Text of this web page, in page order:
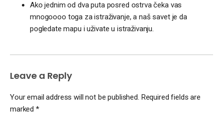
Ako jednim od dva puta posred ostrva čeka vas
mnogoooo toga za istraživanje, a naš savet je da
pogledate mapu i uživate u istraživanju.
Leave a Reply
Your email address will not be published. Required fields are
marked *